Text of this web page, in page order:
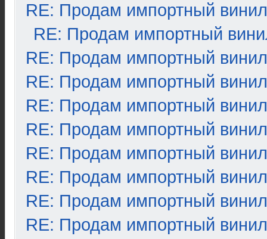
RE: Продам импортный винил
RE: Продам импортный
RE: Продам импортный винил
RE: Продам импортный винил
RE: Продам импортный винил
RE: Продам импортный винил
RE: Продам импортный винил
RE: Продам импортный винил
RE: Продам импортный винил
RE: Продам импортный винил